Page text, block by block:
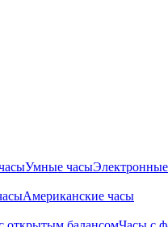
Умные часы
Американские часы